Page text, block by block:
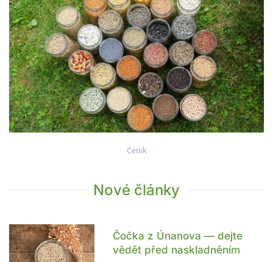
Ceník
Nové články
Čočka z Únanova — dejte
vědět před naskladněním